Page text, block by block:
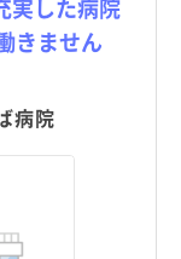
実した病院
きません
病院